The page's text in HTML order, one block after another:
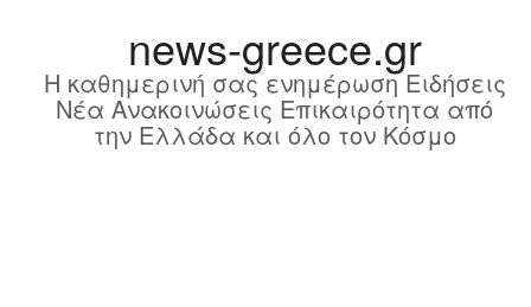
news-greece.gr
Η καθημερινή σας ενημέρωση Ειδήσεις
Νέα Ανακοινώσεις Επικαιρότητα από
την Ελλάδα και όλο τον Κόσμο